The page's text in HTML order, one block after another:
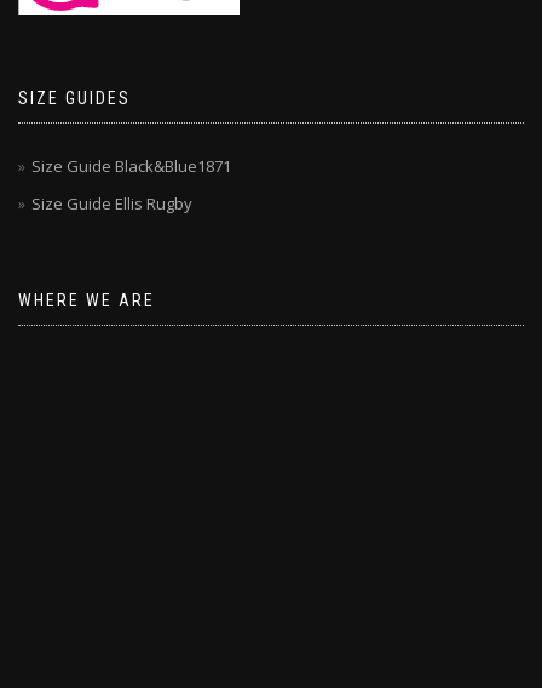
SIZE GUIDES
Size Guide Black&Blue1871
Size Guide Ellis Rugby
WHERE WE ARE